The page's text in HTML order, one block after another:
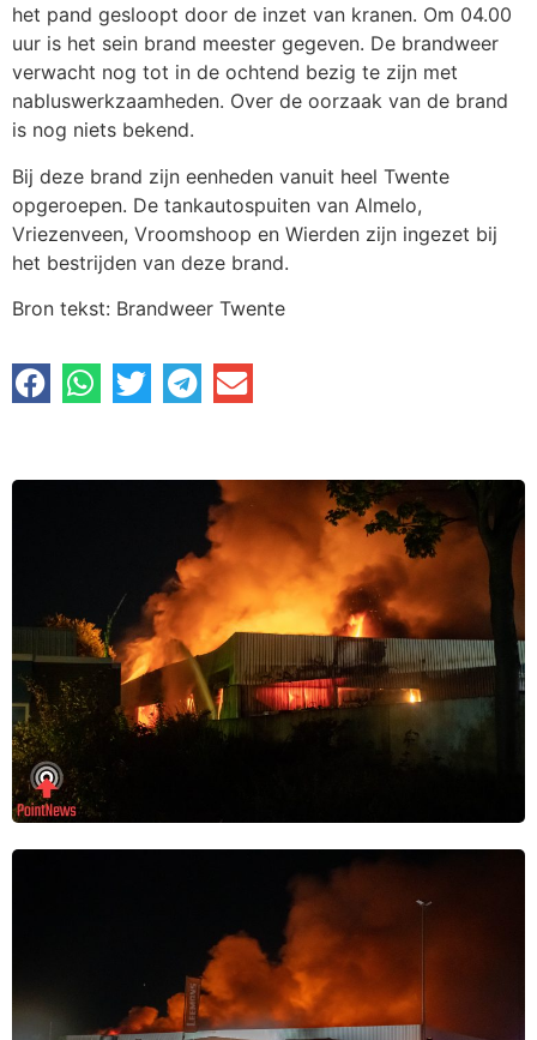
het pand gesloopt door de inzet van kranen. Om 04.00
uur is het sein brand meester gegeven. De brandweer
verwacht nog tot in de ochtend bezig te zijn met
nabluswerkzaamheden. Over de oorzaak van de brand
is nog niets bekend.
Bij deze brand zijn eenheden vanuit heel Twente
opgeroepen. De tankautospuiten van Almelo,
Vriezenveen, Vroomshoop en Wierden zijn ingezet bij
het bestrijden van deze brand.
Bron tekst: Brandweer Twente